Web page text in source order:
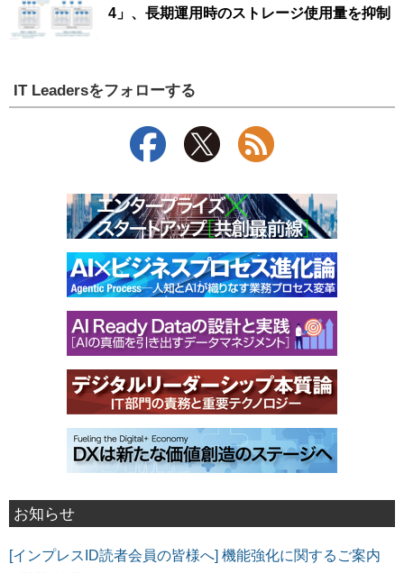
4」、長期運用時のストレージ使用量を抑制
IT Leadersをフォローする
お知らせ
[インプレスID読者会員の皆様へ] 機能強化に関するご案内